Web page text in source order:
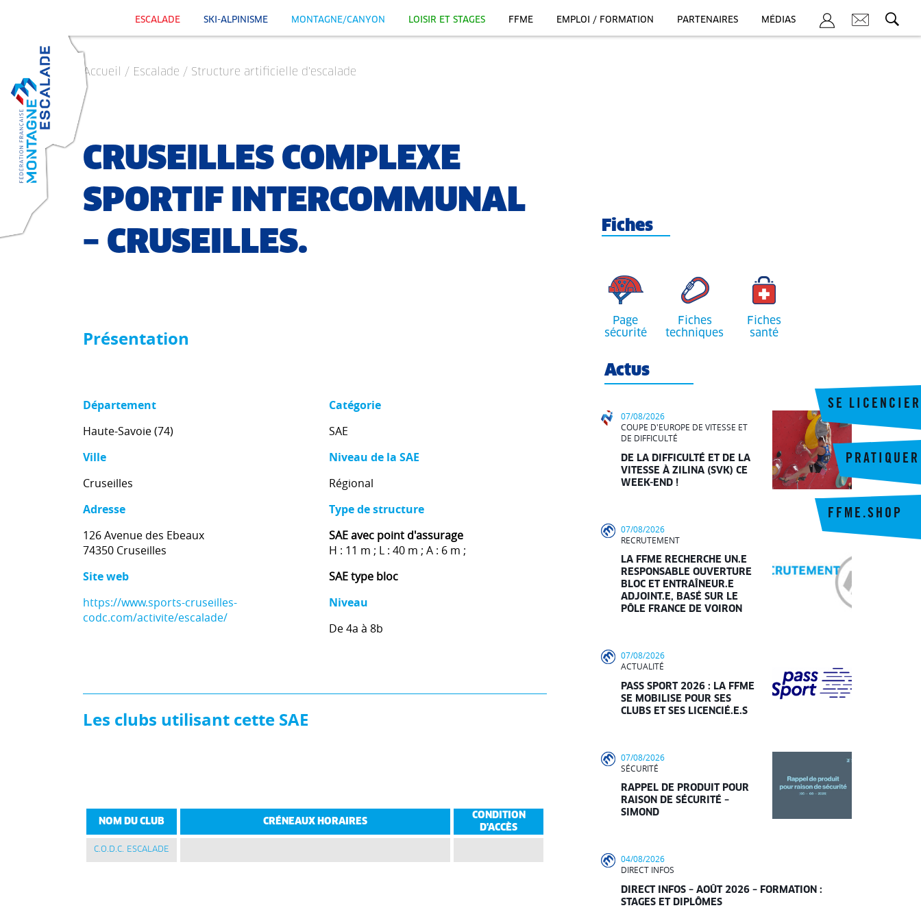
ESCALADE SKI-ALPINISME MONTAGNE/CANYON LOISIR ET STAGES FFME EMPLOI / FORMATION PARTENAIRES MÉDIAS
SE LICENCIER
FFME.SHOP
PRATIQUER
Accueil / Escalade / Structure artificielle d'escalade
CRUSEILLES COMPLEXE
SPORTIF INTERCOMMUNAL
– CRUSEILLES.
Présentation
Département
Haute-Savoie (74)
Ville
Cruseilles
Adresse
126 Avenue des Ebeaux
74350 Cruseilles
Site web
https://www.sports-cruseilles-
codc.com/activite/escalade/
Catégorie
SAE
Niveau de la SAE
Régional
Type de structure
SAE avec point d'assurage
H : 11 m ; L : 40 m ; A : 6 m ;
SAE type bloc
Niveau
De 4a à 8b
Les clubs utilisant cette SAE
NOM DU CLUB CRÉNEAUX HORAIRES
CONDITION
D'ACCÈS
C.O.D.C. ESCALADE
Fiches
Page
sécurité
Fiches
techniques
Fiches
santé
Actus
07/08/2026
COUPE D'EUROPE DE VITESSE ET
DE DIFFICULTÉ
DE LA DIFFICULTÉ ET DE LA
VITESSE À ZILINA (SVK) CE
WEEK-END !
07/08/2026
RECRUTEMENT
LA FFME RECHERCHE UN.E
RESPONSABLE OUVERTURE
BLOC ET ENTRAÎNEUR.E
ADJOINT.E, BASÉ SUR LE
PÔLE FRANCE DE VOIRON
07/08/2026
ACTUALITÉ
PASS SPORT 2026 : LA FFME
SE MOBILISE POUR SES
CLUBS ET SES LICENCIÉ.E.S
07/08/2026
SÉCURITÉ
RAPPEL DE PRODUIT POUR
RAISON DE SÉCURITÉ –
SIMOND
04/08/2026
DIRECT INFOS
DIRECT INFOS – AOÛT 2026 – FORMATION :
STAGES ET DIPLÔMES